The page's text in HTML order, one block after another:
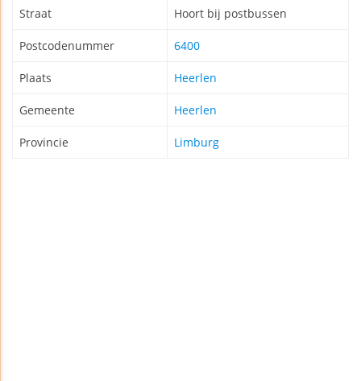
Straat Hoort bij postbussen
Postcodenummer 6400
Plaats Heerlen
Gemeente Heerlen
Provincie Limburg